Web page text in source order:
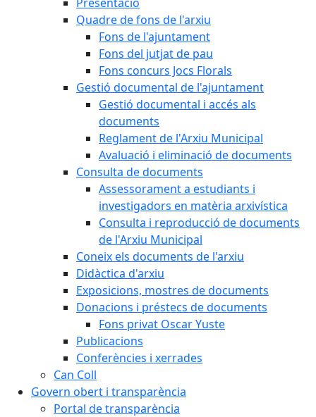
Quadre de fons de l'arxiu
Fons de l'ajuntament
Fons del jutjat de pau
Fons concurs Jocs Florals
Gestió documental de l'ajuntament
Gestió documental i accés als
documents
Reglament de l'Arxiu Municipal
Avaluació i eliminació de documents
Consulta de documents
Assessorament a estudiants i
investigadors en matèria arxivística
Consulta i reproducció de documents
de l'Arxiu Municipal
Coneix els documents de l'arxiu
Didàctica d'arxiu
Exposicions, mostres de documents
Donacions i préstecs de documents
Fons privat Oscar Yuste
Publicacions
Conferències i xerrades
Can Coll
Govern obert i transparència
Portal de transparència